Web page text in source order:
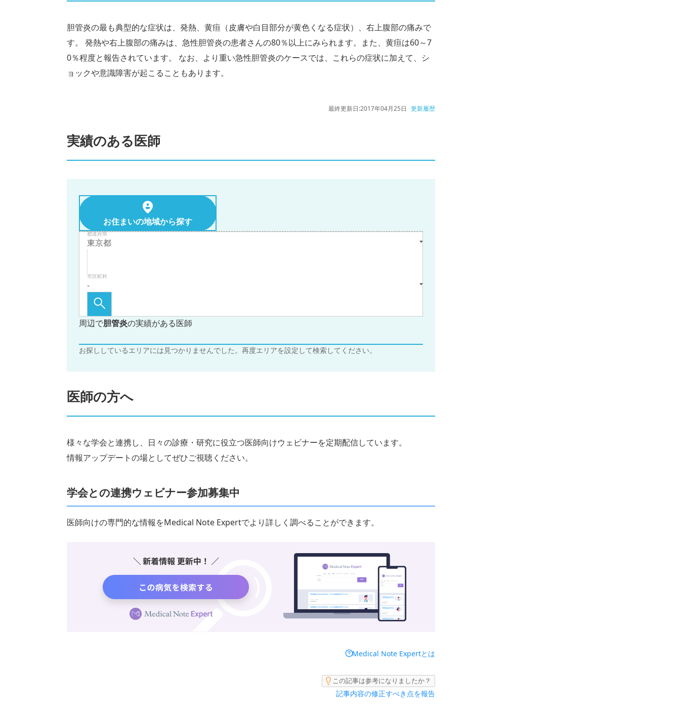
胆管炎の最も典型的な症状は、発熱、黄疸（皮膚や白目部分が黄色くなる症状）、右上腹部の痛みで
す。 発熱や右上腹部の痛みは、急性胆管炎の患者さんの80％以上にみられます。また、黄疸は60～7
0％程度と報告されています。 なお、より重い急性胆管炎のケースでは、これらの症状に加えて、シ
ョックや意識障害が起こることもあります。
最終更新日:2017年04月25日 更新履歴
実績のある医師
お住まいの地域から探す
都道府県
市区町村
周辺で胆管炎の実績がある医師
お探ししているエリアには見つかりませんでした。再度エリアを設定して検索してください。
医師の方へ
様々な学会と連携し、日々の診療・研究に役立つ医師向けウェビナーを定期配信しています。
情報アップデートの場としてぜひご視聴ください。
学会との連携ウェビナー参加募集中
医師向けの専門的な情報をMedical Note Expertでより詳しく調べることができます。
Medical Note Expertとは
この記事は参考になりましたか？
記事内容の修正すべき点を報告